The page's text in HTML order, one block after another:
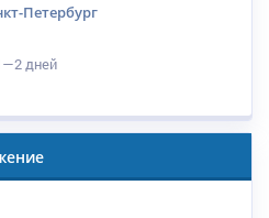
Петербург
дней